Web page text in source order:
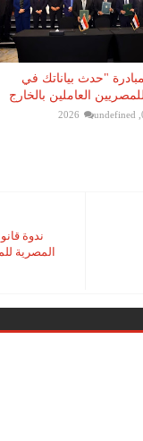
"حدث بياناتك في
العاملين بالخارج
undefined
ندوة
المصرية